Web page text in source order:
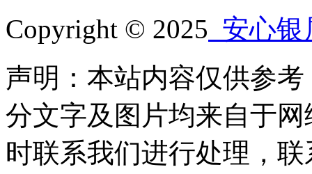
Copyright © 2025 安心银
声明：本站内容仅供参
分文字及图片均来自于
时联系我们进行处理，